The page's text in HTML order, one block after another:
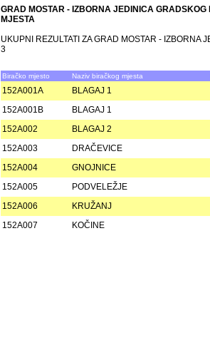
GRAD MOSTAR - IZBORNA JEDINICA
MJESTA
UKUPNI REZULTATI ZA GRAD MOSTAR - IZBORNA
3
Biračko mjesto Naziv biračkog mjesta
152A001A BLAGAJ 1
152A001B
BLAGAJ 1
152A002
BLAGAJ 2
152A003
DRAČEVICE
152A004
GNOJNICE
152A005
PODVELEŽJE
152A006
KRUŽANJ
152A007
KOČINE